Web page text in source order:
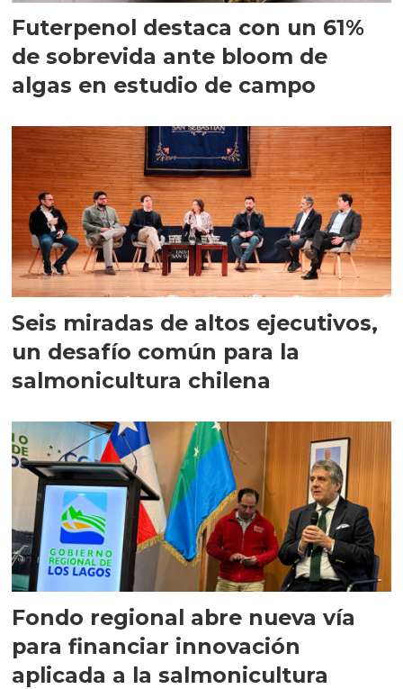
Futerpenol destaca con un 61%
de sobrevida ante bloom de
algas en estudio de campo
Seis miradas de altos ejecutivos,
un desafío común para la
salmonicultura chilena
Fondo regional abre nueva vía
para financiar innovación
aplicada a la salmonicultura